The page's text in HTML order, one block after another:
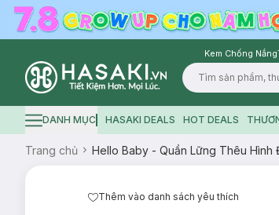
Kem Chống Nắng
Logo
Hamburger icon
DANH MỤC HASAKI DEALS HOT DEALS
Trang chủ Hello Baby - Quần Lững Thêu Hình
Thêm vào danh sách yêu thích